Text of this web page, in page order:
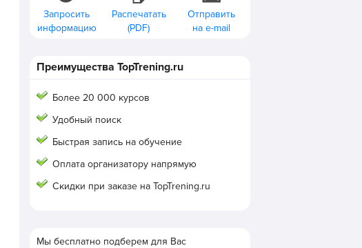
Запросить
информацию
Распечатать
(PDF)
Отправить
на e-mail
Преимущества TopTrening.ru
Более 20 000 курсов
Удобный поиск
Быстрая запись на обучение
Оплата организатору напрямую
Скидки при заказе на TopTrening.ru
Мы бесплатно подберем для Вас